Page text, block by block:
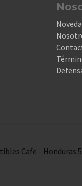
Cafe - Honduras